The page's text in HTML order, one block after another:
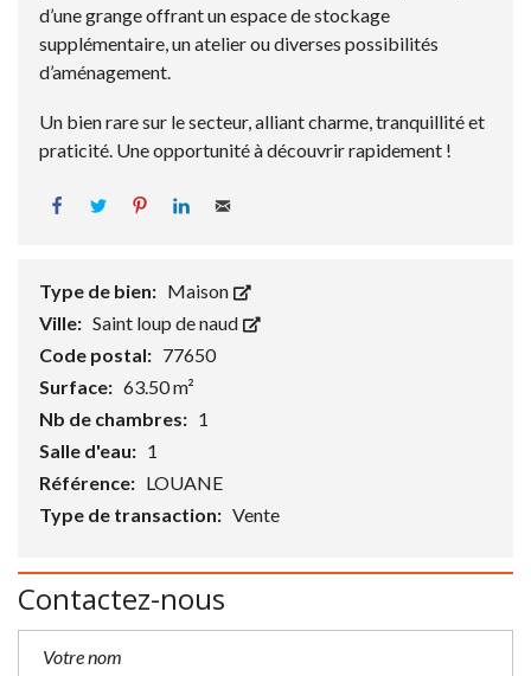
d’une grange offrant un espace de stockage
supplémentaire, un atelier ou diverses possibilités
d’aménagement.
Un bien rare sur le secteur, alliant charme, tranquillité et
praticité. Une opportunité à découvrir rapidement !
FacebookTweet Pin it LinkedIn
Type de bien: Maison
Ville: Saint loup de naud
Code postal: 77650
Surface: 63.50 m²
Nb de chambres: 1
Salle d'eau: 1
Référence: LOUANE
Type de transaction: Vente
Contactez-nous